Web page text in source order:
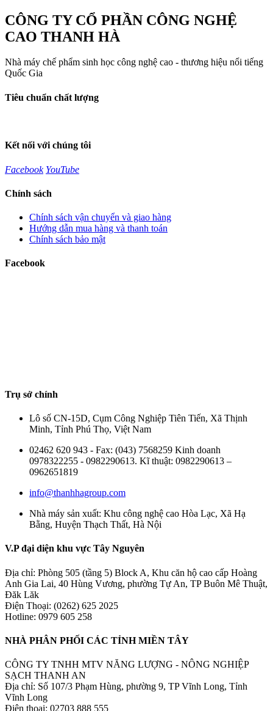
CÔNG TY CỔ PHẦN CÔNG NGHỆ
CAO THANH HÀ
Nhà máy chế phẩm sinh học công nghệ cao - thương hiệu nổi tiếng
Quốc Gia
Tiêu chuẩn chất lượng
Kết nối với chúng tôi
Facebook YouTube
Chính sách
Chính sách vận chuyển và giao hàng
Hướng dẫn mua hàng và thanh toán
Chính sách bảo mật
Facebook
Trụ sở chính
Lô số CN-15D, Cụm Công Nghiệp Tiên Tiến, Xã Thịnh
Minh, Tỉnh Phú Thọ, Việt Nam
02462 620 943 - Fax: (043) 7568259 Kinh doanh
0978322255 - 0982290613. Kĩ thuật: 0982290613 –
0962651819
info@thanhhagroup.com
Nhà máy sản xuất: Khu công nghệ cao Hòa Lạc, Xã Hạ
Bằng, Huyện Thạch Thất, Hà Nội
V.P đại diện khu vực Tây Nguyên
Địa chỉ: Phòng 505 (tầng 5) Block A, Khu căn hộ cao cấp Hoàng
Anh Gia Lai, 40 Hùng Vương, phường Tự An, TP Buôn Mê Thuật,
Đăk Lăk
Điện Thoại: (0262) 625 2025
Hotline: 0979 605 258
NHÀ PHÂN PHỐI CÁC TỈNH MIỀN TÂY
CÔNG TY TNHH MTV NĂNG LƯỢNG - NÔNG NGHIỆP
SẠCH THANH AN
Địa chỉ: Số 107/3 Phạm Hùng, phường 9, TP Vĩnh Long, Tỉnh
Vĩnh Long
Điện thoại: 02703 888 555